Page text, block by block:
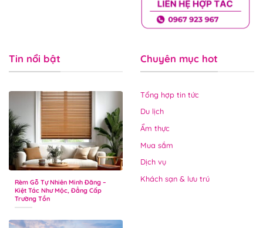
Tin nổi bật
Rèm Gỗ Tự Nhiên Minh Đăng –
Kiệt Tác Như Mộc, Đẳng Cấp
Trường Tồn
Chuyên mục hot
Tổng hợp tin tức
Du lịch
Ẩm thực
Mua sắm
Dịch vụ
Khách sạn & lưu trú